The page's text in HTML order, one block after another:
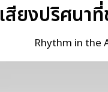
เสียงปริศนา
Rhythm in the